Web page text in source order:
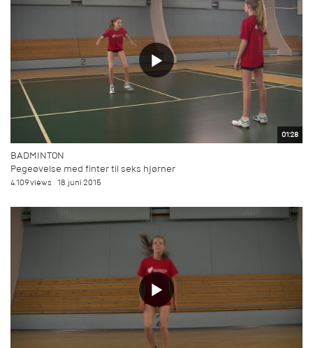
01:28
BADMINTON
Pegeøvelse med finter til seks hjørner
4.109 views 18. juni 2015